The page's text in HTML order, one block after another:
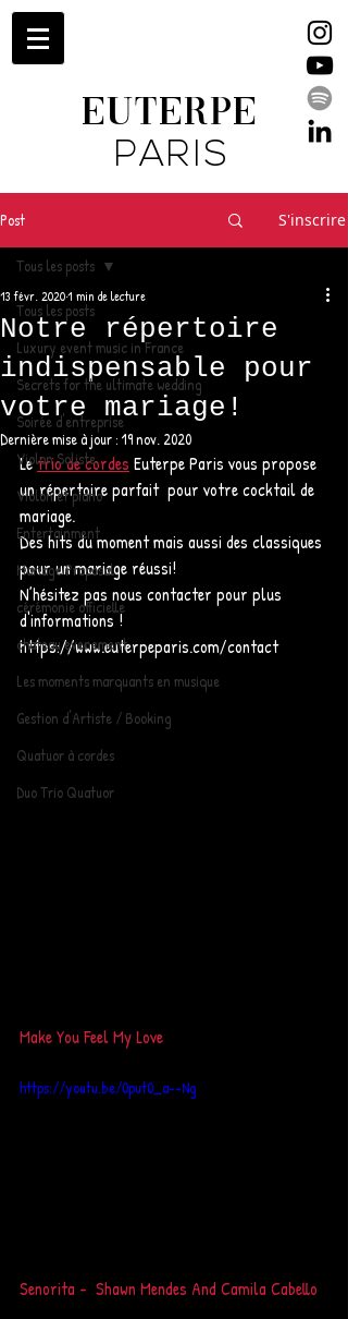
EUTERPE
PARIS
Post S'inscrire
Tous les posts
Luxury event music in France
Secrets for the ultimate wedding
Soirée d'entreprise
Violon Soliste
Violon et piano
Entertainment
Mariage Proposal
cérémonie officielle
chateau evenement
Les moments marquants en musique
Gestion d'Artiste / Booking
Quatuor à cordes
Duo Trio Quatuor
Tous les posts
Notre répertoire
indispensable pour
votre mariage!
13 févr. 20201 min de lecture
Dernière mise à jour : 19 nov. 2020
Le trio de cordes Euterpe Paris vous propose
un répertoire parfait  pour votre cocktail de
mariage.
Des hits du moment mais aussi des classiques
pour un mariage réussi!
N’hésitez pas nous contacter pour plus
d'informations !
https://www.euterpeparis.com/contact
Make You Feel My Love
https://youtu.be/0put0_a--Ng
Senorita -  Shawn Mendes And Camila Cabello